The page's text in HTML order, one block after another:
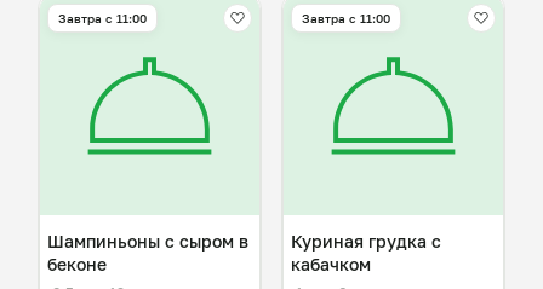
Завтра c 11:00
Шампиньоны с сыром в
беконе
Завтра c 11:00
Куриная грудка с
кабачком